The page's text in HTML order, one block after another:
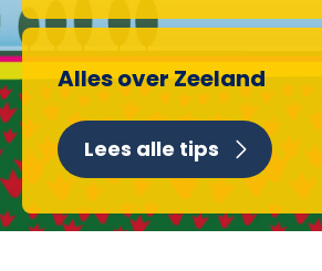
Alles over Zeeland
Lees alle tips